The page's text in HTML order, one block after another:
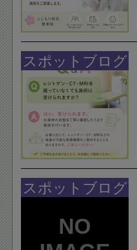
スポットブログ
スポットブログ